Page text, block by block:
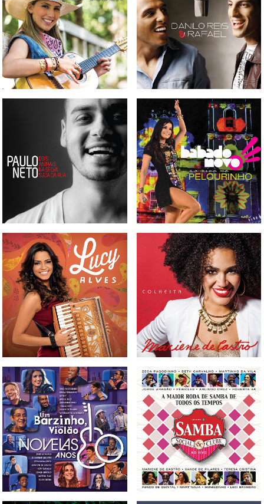
CD BRUNA VIOLA - SEM
FRONTEIRAS
CD DANILO REIS & RAFAEL
CD PAULO NETO - DOIS
ANIMAIS NA SELVA SUJA DA
RUA
CD E DVD BABADO NOVO -
AO VIVO NO PELOURINHO
CD LUCY ALVES
CD MARIENE DE CASTRO -
COLHEITA
CD, DVD E BLU-RAY UM
BARZINHO, UM VIOLÃO -
NOVELAS ANOS 80 VOL. 1
CD E DVD SAMBA SOCIAL
CLUBE VOL. 5